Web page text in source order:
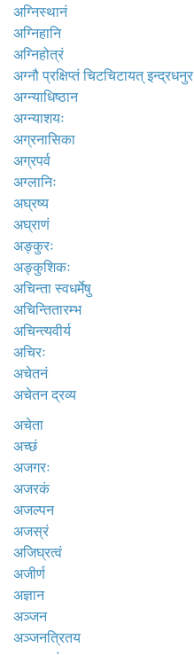
अग्निस्थानं
अग्निहानि
अग्निहोत्रं
अग्नौ प्रक्षिप्तं चिटचिटायत् इन्द्रधनुर
अग्न्याधिष्ठान
अग्न्याशयः
अग्रनासिका
अग्रपर्व
अग्लानिः
अघ्रष्य
अघ्राणं
अङ्कुरः
अङ्कुशिकः
अचिन्ता स्वधर्मेषु
अचिन्तितारम्भ
अचिन्त्यवीर्य
अचिरः
अचेतनं
अचेतन द्रव्य
अचेता
अच्छं
अजगरः
अजरकं
अजल्पन
अजस्रं
अजिघ्रत्वं
अजीर्ण
अज्ञान
अञ्जन
अञ्जनत्रितय